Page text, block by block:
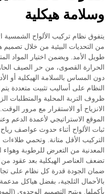
وسلامة هيكلية
يتفوق نظام تركيب الألواح الشمسية
من التحديات البيئية من خلال
طويل الأمد. ويضمن اختيار المواد
الحرارة القصوى، من حر الصيف
دون المساس بالسلامة الهيكلية أو
النظام على أساليب تثبيت متعددة
ظروف التربة المحلية والمتطلبات
الانزياح أو الاستقرار مع مرور
الموقع الاستراتيجي لأعمدة الدعم
ثبات الألواح أثناء حدوث عواصف
التركيب الأقل متانة. وتحمي
المعدنية من التعرض للرطوبة وهواء
تضعف العناصر الهيكلية بعد عقود
ضمان الجودة قدرة كل نظام على
بالأحمال الثلجية، بفضل هياكل
بأكملها. ويتيح التصميم الوحدوي